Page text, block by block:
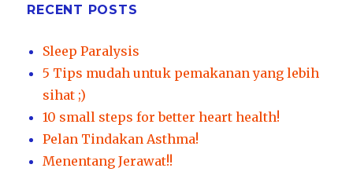
RECENT POSTS
Sleep Paralysis
5 Tips mudah untuk pemakanan yang lebih
sihat ;)
10 small steps for better heart health!
Pelan Tindakan Asthma!
Menentang Jerawat!!